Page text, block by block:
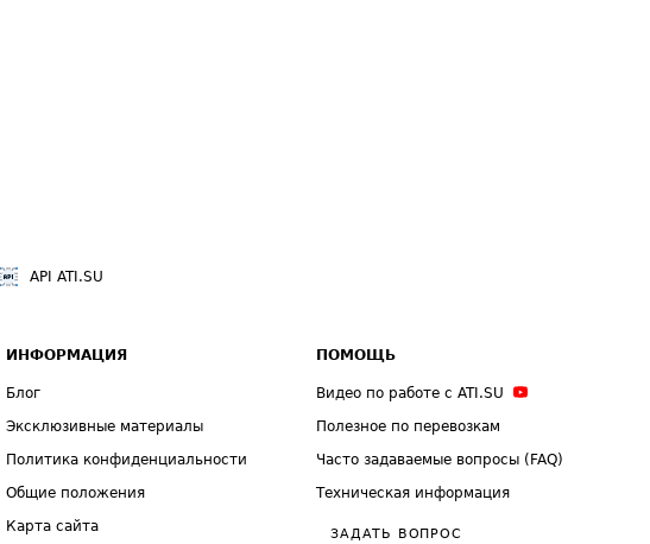
API ATI.SU
ИНФОРМАЦИЯ
Блог
Эксклюзивные материалы
Политика конфиденциальности
Общие положения
Карта сайта
ПОМОЩЬ
Видео по работе с ATI.SU
Полезное по перевозкам
Часто задаваемые вопросы (FAQ)
Техническая информация
ЗАДАТЬ ВОПРОС